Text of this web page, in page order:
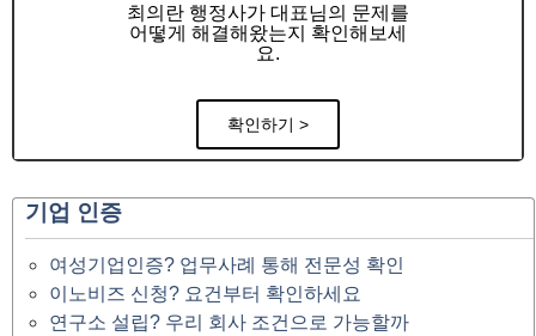
최의란 행정사가 대표님의 문제를
어떻게 해결해왔는지 확인해보세
요.
확인하기 >
기업 인증
여성기업인증? 업무사례 통해 전문성 확인
이노비즈 신청? 요건부터 확인하세요
연구소 설립? 우리 회사 조건으로 가능할까